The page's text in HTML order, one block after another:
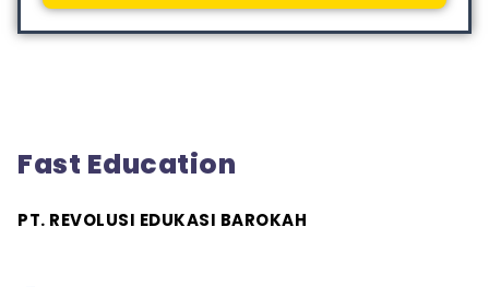
Fast Education
PT. REVOLUSI EDUKASI BAROKAH